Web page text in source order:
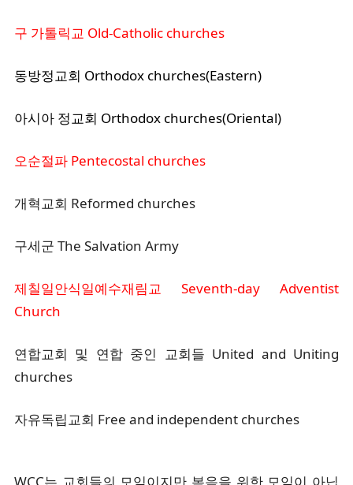
구 가톨릭교 Old-Catholic churches
동방정교회 Orthodox churches(Eastern)
아시아 정교회 Orthodox churches(Oriental)
오순절파 Pentecostal churches
개혁교회 Reformed churches
구세군 The Salvation Army
제칠일안식일예수재림교 Seventh-day Adventist
Church
연합교회 및 연합 중인 교회들 United and Uniting
churches
자유독립교회 Free and independent churches